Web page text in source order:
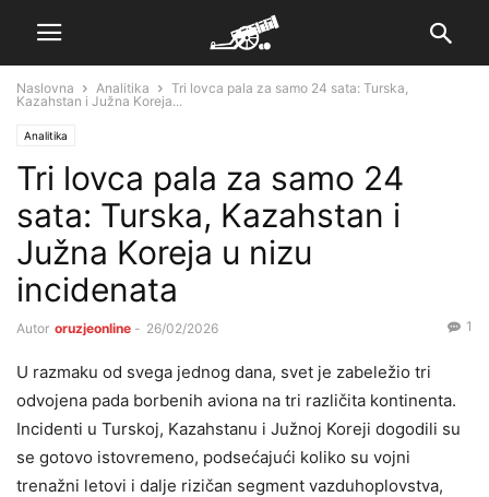
Naslovna Analitika
Tri lovca pala za samo 24 sata: Turska,
Kazahstan i Južna Koreja...
Analitika
Tri lovca pala za samo 24
sata: Turska, Kazahstan i
Južna Koreja u nizu
incidenata
Autor oruzjeonline - 26/02/2026 1
U razmaku od svega jednog dana, svet je zabeležio tri
odvojena pada borbenih aviona na tri različita kontinenta.
Incidenti u Turskoj, Kazahstanu i Južnoj Koreji dogodili su
se gotovo istovremeno, podsećajući koliko su vojni
trenažni letovi i dalje rizičan segment vazduhoplovstva,